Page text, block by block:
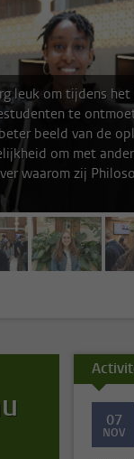
leuk om tijdens
te
beeld van de
om met
waarom zij
2 afbeelding 3
07
NOV